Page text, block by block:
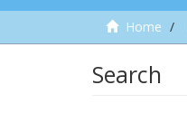
Home
Search